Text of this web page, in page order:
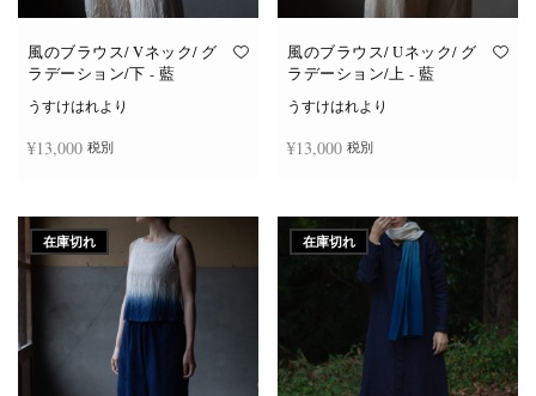
風のブラウス/ Vネック/ グ
ラデーション/下 - 藍
うすけはれより
¥13,000 税別
風のブラウス/ Uネック/ グ
ラデーション/上 - 藍
うすけはれより
¥13,000 税別
在庫切れ 在庫切れ